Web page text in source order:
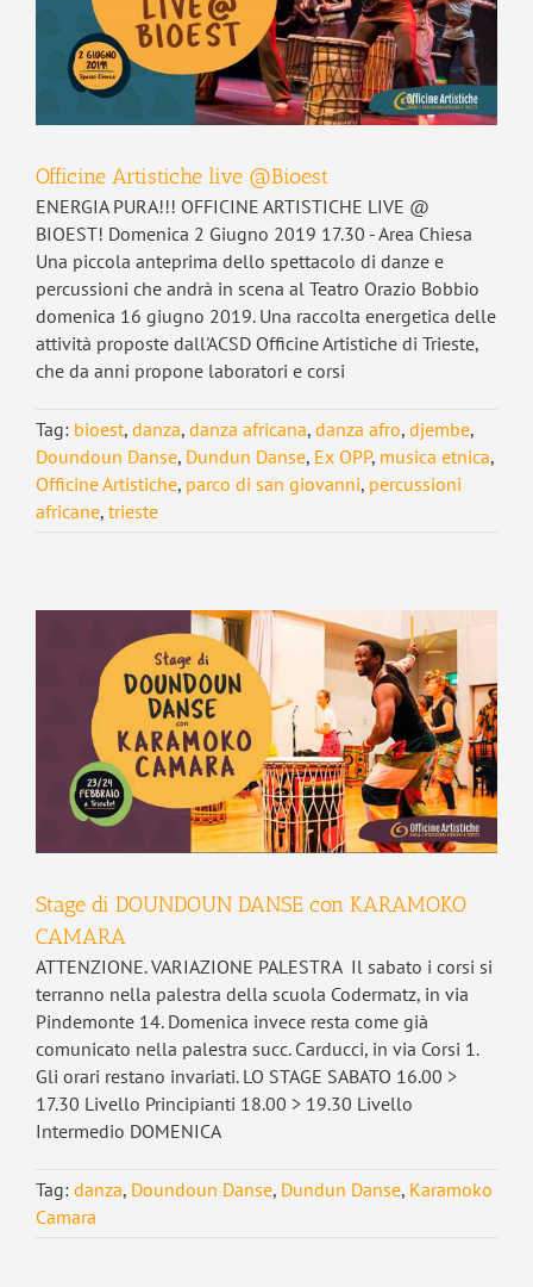
Officine Artistiche live @Bioest
ENERGIA PURA!!! OFFICINE ARTISTICHE LIVE @
BIOEST! Domenica 2 Giugno 2019 17.30 - Area Chiesa
Una piccola anteprima dello spettacolo di danze e
percussioni che andrà in scena al Teatro Orazio Bobbio
domenica 16 giugno 2019. Una raccolta energetica delle
attività proposte dall'ACSD Officine Artistiche di Trieste,
che da anni propone laboratori e corsi
Tag: bioest, danza, danza africana, danza afro, djembe,
Doundoun Danse, Dundun Danse, Ex OPP, musica etnica,
Officine Artistiche, parco di san giovanni, percussioni
africane, trieste
Stage di DOUNDOUN DANSE con KARAMOKO
CAMARA
ATTENZIONE. VARIAZIONE PALESTRA Il sabato i corsi si
terranno nella palestra della scuola Codermatz, in via
Pindemonte 14. Domenica invece resta come già
comunicato nella palestra succ. Carducci, in via Corsi 1.
Gli orari restano invariati. LO STAGE SABATO 16.00 >
17.30 Livello Principianti 18.00 > 19.30 Livello
Intermedio DOMENICA
Tag: danza, Doundoun Danse, Dundun Danse, Karamoko
Camara